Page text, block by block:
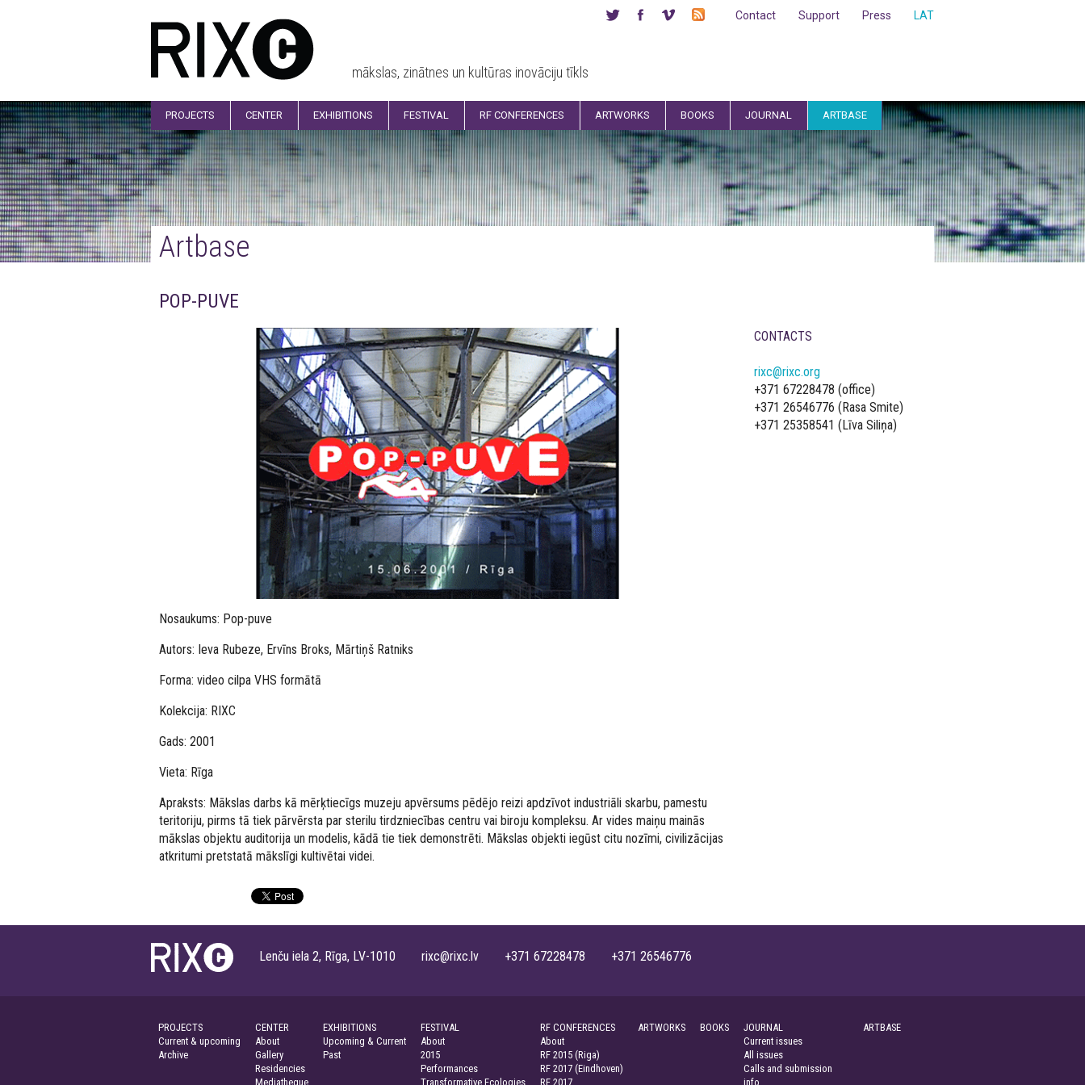
mākslas, zinātnes un kultūras inovāciju tīkls
LAT
Press
Support
Contact
PROJECTS CENTER EXHIBITIONS FESTIVAL RF CONFERENCES ARTWORKS BOOKS JOURNAL ARTBASE
Artbase
POP-PUVE
Nosaukums: Pop-puve
Autors: Ieva Rubeze, Ervīns Broks, Mārtiņš Ratniks
Forma: video cilpa VHS formātā
Kolekcija: RIXC
Gads: 2001
Vieta: Rīga
Apraksts: Mākslas darbs kā mērķtiecīgs muzeju apvērsums pēdējo reizi apdzīvot industriāli skarbu, pamestu
teritoriju, pirms tā tiek pārvērsta par sterilu tirdzniecības centru vai biroju kompleksu. Ar vides maiņu mainās
mākslas objektu auditorija un modelis, kādā tie tiek demonstrēti. Mākslas objekti iegūst citu nozīmi, civilizācijas
atkritumi pretstatā mākslīgi kultivētai videi.
CONTACTS
rixc@rixc.org
+371 67228478 (office)
+371 26546776 (Rasa Smite)
+371 25358541 (Līva Siliņa)
Lenču iela 2, Rīga, LV-1010 rixc@rixc.lv +371 67228478 +371 26546776
PROJECTS
Current & upcoming
Archive
CENTER
About
Gallery
Residencies
Mediatheque
EXHIBITIONS
Upcoming & Current
Past
FESTIVAL
About
2015
Performances
Transformative Ecologies
RF CONFERENCES
About
RF 2015 (Riga)
RF 2017 (Eindhoven)
RF 2017
ARTWORKS BOOKS
JOURNAL
Current issues
All issues
Calls and submission
info
ARTBASE